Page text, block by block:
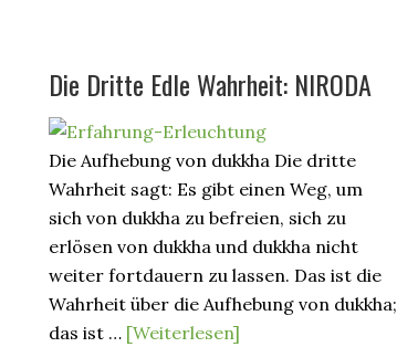
Die Dritte Edle Wahrheit: NIRODA
Die Aufhebung von dukkha Die dritte
Wahrheit sagt: Es gibt einen Weg, um
sich von dukkha zu befreien, sich zu
erlösen von dukkha und dukkha nicht
weiter fortdauern zu lassen. Das ist die
Wahrheit über die Aufhebung von dukkha;
das ist … [Weiterlesen]